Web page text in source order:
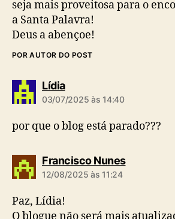
seja mais proveitosa para o
a Santa Palavra!
Deus a abençoe!
POR AUTOR DO POST
Lídiad
i
z
03/07/2025 às 14:40
por que o blog está parado???
Francisco Nunesd
12/08/2025 às 11:24
Paz, Lídia!